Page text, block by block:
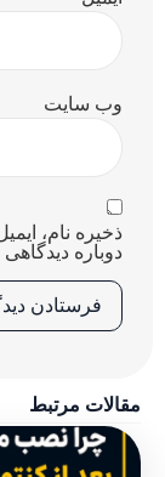
وب‌ سایت
ذخیره نام،
دوباره
مقالات مرتبط